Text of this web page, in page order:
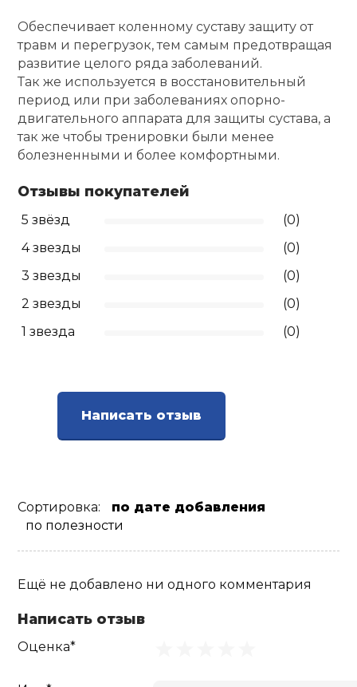
Упоры для
Утяжелители
Эспандеры и
йоги
Медболы
Обеспечивает коленному суставу защиту от
травм и перегрузок, тем самым предотвращая
развитие целого ряда заболеваний.
Так же используется в восстановительный
период или при заболеваниях опорно-
двигательного аппарата для защиты сустава, а
так же чтобы тренировки были менее
болезненными и более комфортными.
Отзывы покупателей
5 звёзд
(0)
4 звезды
(0)
3 звезды
(0)
2 звезды
(0)
1 звезда
(0)
Написать отзыв
Сортировка:
по дате добавления
по полезности
Ещё не добавлено ни одного комментария
Написать отзыв
Оценка*